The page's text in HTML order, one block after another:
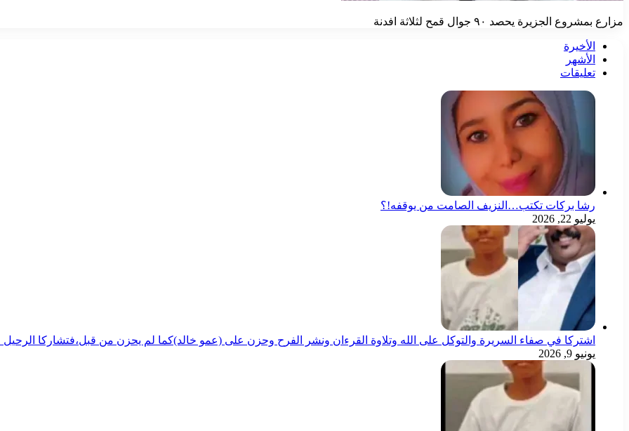
مزارع بمشروع الجزيرة يحصد ٩٠ جوال قمح لثلاثة افدنة
الأخيرة
الأشهر
تعليقات
رشا بركات تكتب…النزيف الصامت من يوقفه!؟
يوليو 22, 2026
اشتركا في صفاء السريرة والتوكل على الله وتلاوة القرءان ونشر الفرح وحزن على (عمو خالد)كما لم يحزن من قبل،فتشاركا الرحيل
يونيو 9, 2026